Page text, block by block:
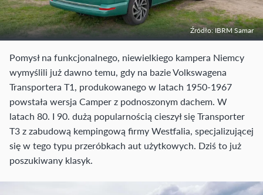
Źródło: IBRM Samar
Pomysł na funkcjonalnego, niewielkiego kampera Niemcy
wymyślili już dawno temu, gdy na bazie Volkswagena
Transportera T1, produkowanego w latach 1950-1967
powstała wersja Camper z podnoszonym dachem. W
latach 80. I 90. dużą popularnością cieszył się Transporter
T3 z zabudową kempingową firmy Westfalia, specjalizującej
się w tego typu przeróbkach aut użytkowych. Dziś to już
poszukiwany klasyk.